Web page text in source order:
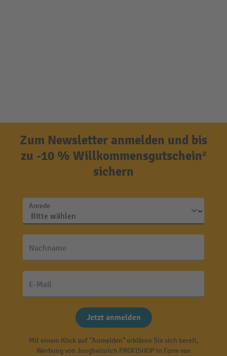
Zum Newsletter anmelden und bis
zu -10 % Willkommensgutschein²
sichern
Anrede
Nachname
E-Mail
Jetzt anmelden
Mit einem Klick auf "Anmelden" erklären Sie sich bereit,
Werbung von Jungheinrich PROFISHOP in Form von